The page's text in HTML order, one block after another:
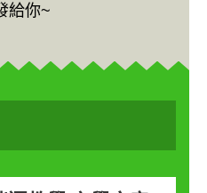
給你~